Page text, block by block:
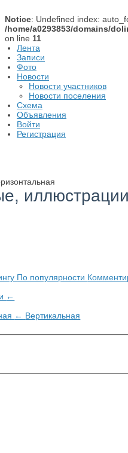
Notice: Undefined index:
/home/a0293853/domains/
on line 11
Лента
Записи
Фото
Новости
Новости участников
Новости поселения
Схема
Объявления
Войти
Регистрация
По популярности
←
← Вертикальная